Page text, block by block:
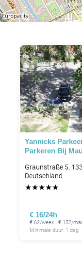
Yannicks
Parkeren Bij
Graunstraße 5,
Deutschland
★★★★★
€ 16/24h
€ 62/week · € 152/
Minimale duur: 1 dag